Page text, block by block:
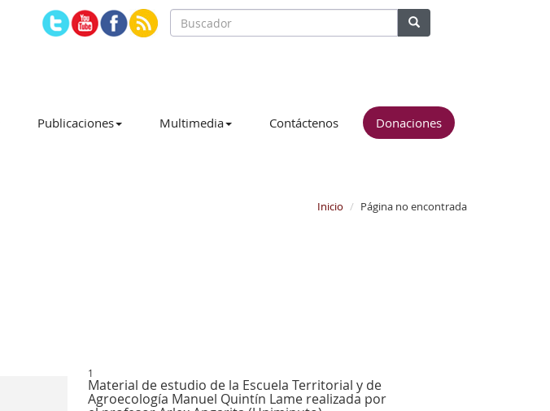
Publicaciones Multimedia Contáctenos Donaciones
Inicio Página no encontrada
1
Material de estudio de la Escuela Territorial y de
Agroecología Manuel Quintín Lame realizada por